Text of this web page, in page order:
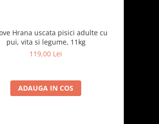
Hrana uscata pisici adulte cu
pui, vita si legume, 11kg
119,00 Lei
ADAUGA IN COS